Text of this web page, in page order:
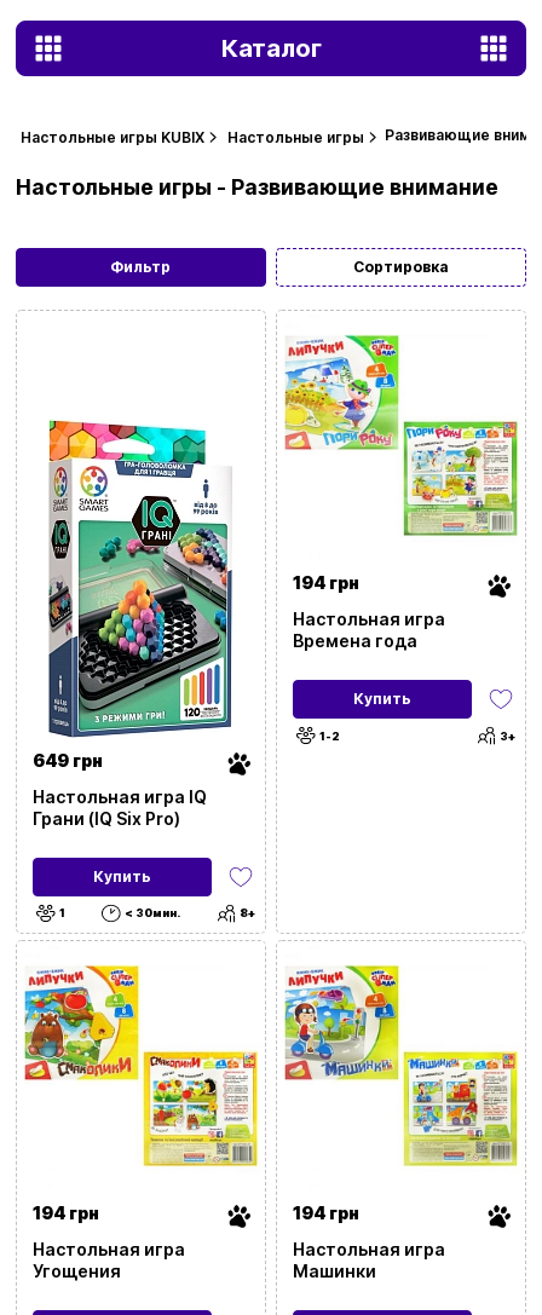
Каталог
Настольные игры KUBIX Настольные игры Развивающие
Фильтр Сортировка
Настольные игры - Развивающие внимание
649 грн
Настольная игра IQ
Грани (IQ Six Pro)
Купить
1 < 30мин. 8+
194 грн
Настольная игра
Времена года
Купить
1-2 3+
194 грн
Настольная игра
Угощения
194 грн
Настольная игра
Машинки